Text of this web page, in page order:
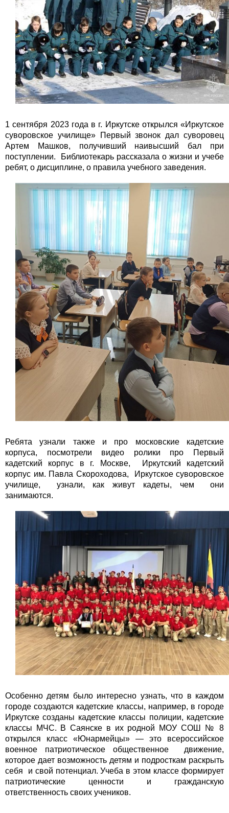
1 сентября 2023 года в г. Иркутске открылся «Иркутское
суворовское училище» Первый звонок дал суворовец
Артем Машков, получивший наивысший бал при
поступлении. Библиотекарь рассказала о жизни и учебе
ребят, о дисциплине, о правила учебного заведения.
Ребята узнали также и про московские кадетские
корпуса, посмотрели видео ролики про Первый
кадетский корпус в г. Москве, Иркутский кадетский
корпус им. Павла Скороходова, Иркутское суворовское
училище, узнали, как живут кадеты, чем они
занимаются.
Особенно детям было интересно узнать, что в каждом
городе создаются кадетские классы, например, в городе
Иркутске созданы кадетские классы полиции, кадетские
классы МЧС. В Саянске в их родной МОУ СОШ № 8
открылся класс «Юнармейцы» — это всероссийское
военное патриотическое общественное движение,
которое дает возможность детям и подросткам раскрыть
себя и свой потенциал. Учеба в этом классе формирует
патриотические ценности и гражданскую
ответственность своих учеников.